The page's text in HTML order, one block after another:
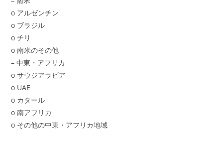
o アルゼンチン
o ブラジル
o チリ
o 南米のその他
– 中東・アフリカ
o サウジアラビア
o UAE
o カタール
o 南アフリカ
o その他の中東・アフリカ地域